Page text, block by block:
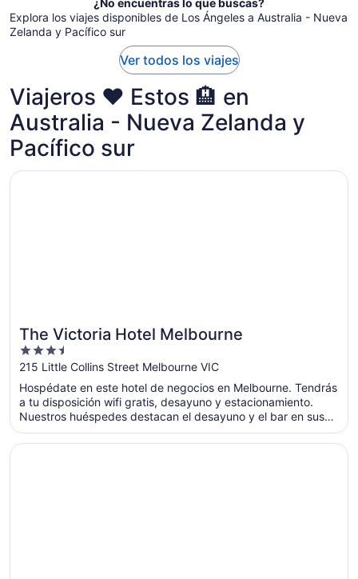
$1,662
Explora los viajes disponibles de Los Ángeles a Australia - Nueva
Zelanda y Pacífico sur
Ver todos los viajes
Viajeros ❤️ Estos 🏨 en
Australia - Nueva Zelanda y
Pacífico sur
The Victoria Hotel Melbourne
3.5
out
of
5
215 Little Collins Street Melbourne VIC
Hospédate en este hotel de negocios en Melbourne. Tendrás
a tu disposición wifi gratis, desayuno y estacionamiento.
Nuestros huéspedes destacan el desayuno y el bar en sus
opiniones. Estarás muy cerca de atracciones como
Melbourne Central y Carretera Collins Street.
Se abrirá en una nueva ventana
The Victoria Hotel Melbourne
Se abrirá en una nueva ventana
Swissotel Sydney